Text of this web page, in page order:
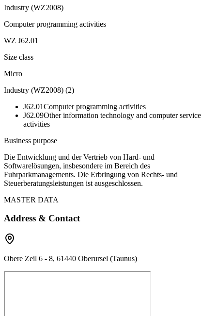
Industry (WZ2008)
Computer programming activities
WZ J62.01
Size class
Micro
Industry (WZ2008) (2)
J62.01Computer programming activities
J62.09Other information technology and computer service
activities
Business purpose
Die Entwicklung und der Vertrieb von Hard- und
Softwarelösungen, insbesondere im Bereich des
Fuhrparkmanagements. Die Erbringung von Rechts- und
Steuerberatungsleistungen ist ausgeschlossen.
MASTER DATA
Address & Contact
Obere Zeil 6 - 8, 61440 Oberursel (Taunus)